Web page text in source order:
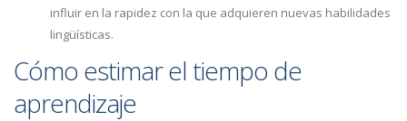
influir en la rapidez con la que adquieren nuevas habilidades
lingüísticas.
Cómo estimar el tiempo de
aprendizaje